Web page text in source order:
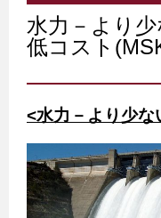
水力－より
低コスト
<水力－より少な